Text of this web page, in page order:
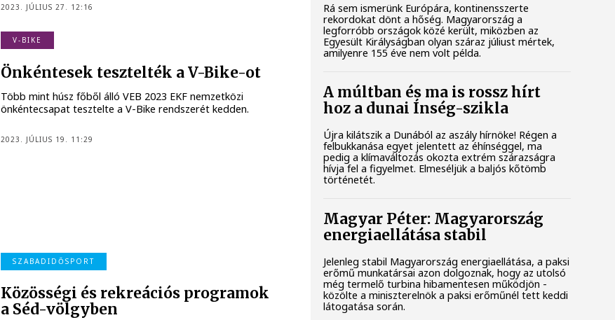
2023. JÚLIUS 27. 12:16
V-BIKE
Önkéntesek tesztelték a V-Bike-ot
Több mint húsz főből álló VEB 2023 EKF nemzetközi
önkéntecsapat tesztelte a V-Bike rendszerét kedden.
2023. JÚLIUS 19. 11:29
SZABADIDŐSPORT
Közösségi és rekreációs programok
a Séd-völgyben
Rá sem ismerünk Európára, kontinensszerte
rekordokat dönt a hőség. Magyarország a
legforróbb országok közé került, miközben az
Egyesült Királyságban olyan száraz júliust mértek,
amilyenre 155 éve nem volt példa.
A múltban és ma is rossz hírt
hoz a dunai Ínség-szikla
Újra kilátszik a Dunából az aszály hírnöke! Régen a
felbukkanása egyet jelentett az éhínséggel, ma
pedig a klímaváltozás okozta extrém szárazságra
hívja fel a figyelmet. Elmeséljük a baljós kőtömb
történetét.
Magyar Péter: Magyarország
energiaellátása stabil
Jelenleg stabil Magyarország energiaellátása, a paksi
erőmű munkatársai azon dolgoznak, hogy az utolsó
még termelő turbina hibamentesen működjön -
közölte a miniszterelnök a paksi erőműnél tett keddi
látogatása során.